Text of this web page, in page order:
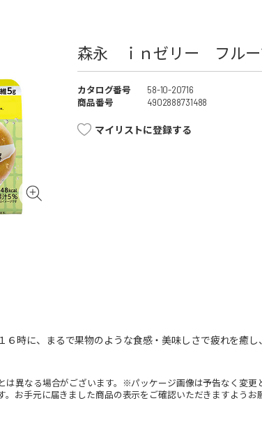
森永 ｉｎゼリー フル
カタログ番号
58-10-20716
商品番号
4902888731488
マイリストに登録する
６時に、まるで果物のような食感・美味しさで疲れを癒
は異なる場合がございます。※パッケージ画像は予告なく変
。お手元に届きました商品の表示をご確認いただきますようお